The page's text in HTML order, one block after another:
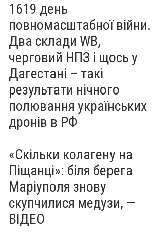
1619 день
повномасштабної війни.
Два склади WB,
черговий НПЗ і щось у
Дагестані – такі
результати нічного
полювання українських
дронів в РФ
«Скільки колагену на
Піщанці»: біля берега
Маріуполя знову
скупчилися медузи, —
ВІДЕО